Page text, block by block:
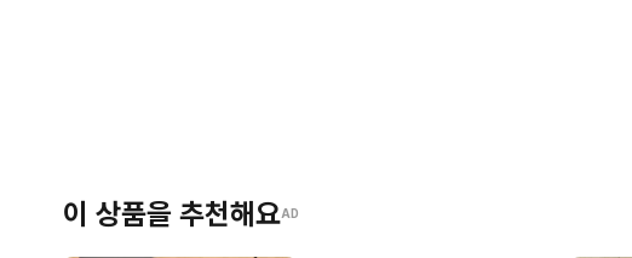
이 상품을 추천해요AD